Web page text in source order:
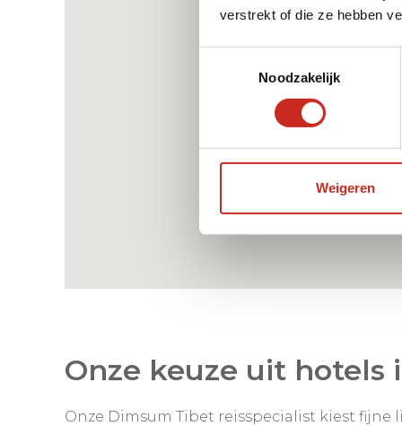
verstrekt of die ze hebben
Noodzakelijk
Weigeren
Dag 13: Dari – Machen
Dag 14: Machen
Onze keuze uit hotels
Onze Dimsum Tibet reisspecialist kiest